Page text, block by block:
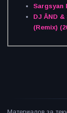
Sargsyan
DJ ÂND
(Remix)